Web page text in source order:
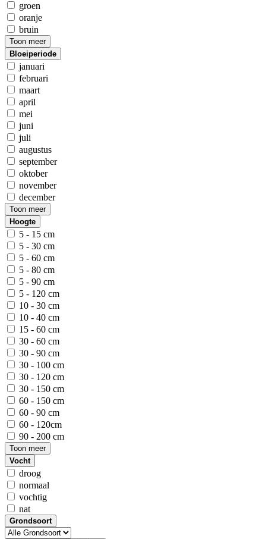
groen
oranje
bruin
Toon meer
Bloeiperiode
januari
februari
maart
april
mei
juni
juli
augustus
september
oktober
november
december
Toon meer
Hoogte
5 - 15 cm
5 - 30 cm
5 - 60 cm
5 - 80 cm
5 - 90 cm
5 - 120 cm
10 - 30 cm
10 - 40 cm
15 - 60 cm
30 - 60 cm
30 - 90 cm
30 - 100 cm
30 - 120 cm
30 - 150 cm
60 - 150 cm
60 - 90 cm
60 - 120cm
90 - 200 cm
Toon meer
Vocht
droog
normaal
vochtig
nat
Grondsoort